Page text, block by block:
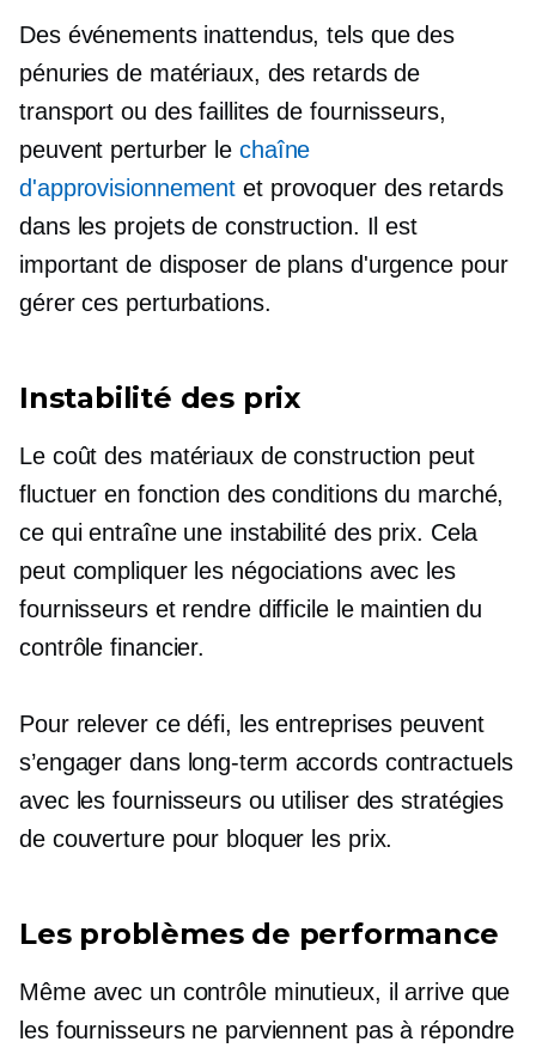
Des événements inattendus, tels que des
pénuries de matériaux, des retards de
transport ou des faillites de fournisseurs,
peuvent perturber le chaîne
d'approvisionnement et provoquer des retards
dans les projets de construction. Il est
important de disposer de plans d'urgence pour
gérer ces perturbations.
Instabilité des prix
Le coût des matériaux de construction peut
fluctuer en fonction des conditions du marché,
ce qui entraîne une instabilité des prix. Cela
peut compliquer les négociations avec les
fournisseurs et rendre difficile le maintien du
contrôle financier.
Pour relever ce défi, les entreprises peuvent
s’engager dans long-term accords contractuels
avec les fournisseurs ou utiliser des stratégies
de couverture pour bloquer les prix.
Les problèmes de performance
Même avec un contrôle minutieux, il arrive que
les fournisseurs ne parviennent pas à répondre